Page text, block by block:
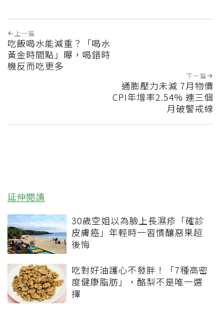
上一篇
吃飯喝水能減重？「喝水
黃金時間點」曝，喝錯時
機反而吃更多
下一篇
通膨壓力未減 7月物價
CPI年增率2.54% 連三個
月破警戒線
延伸閱讀
30歲空姐以為臉上長濕疹「確診
皮膚癌」年輕時一習慣釀惡果超
後悔
吃對好油護心不發胖！「7種高密
度健康脂肪」，酪梨不是唯一選
擇